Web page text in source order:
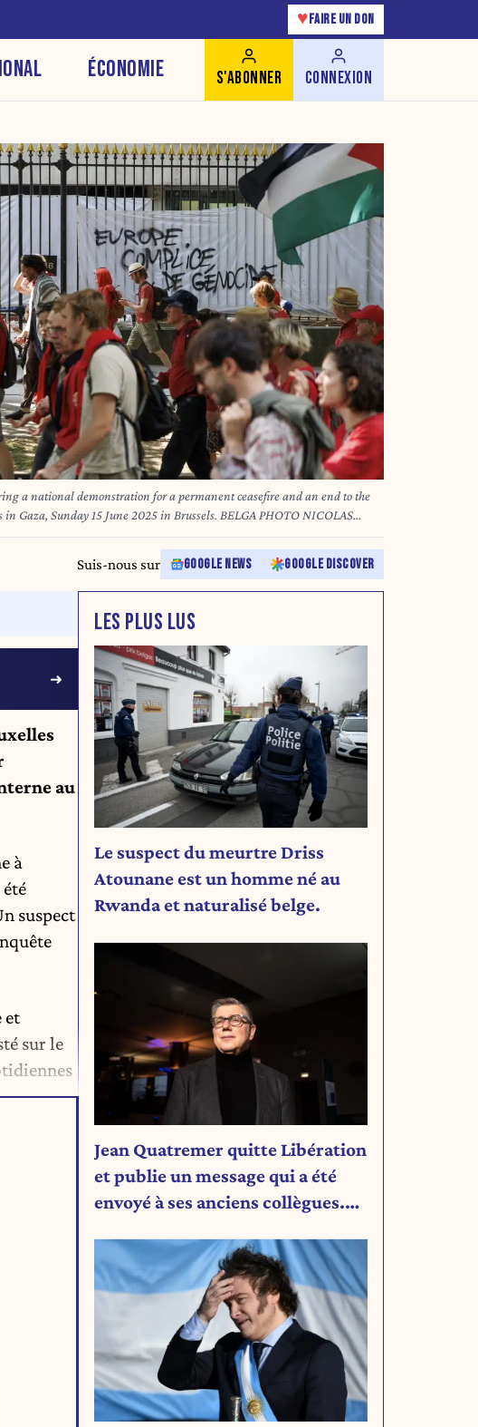
♥ FAIRE UN DON
ÉCONOMIE S'ABONNER CONNEXION
a national demonstration for a permanent ceasefire and an end to the
Gaza, Sunday 15 June 2025 in Brussels. BELGA PHOTO NICOLAS
Suis-nous sur GOOGLE NEWS GOOGLE DISCOVER
au
à
suspect
et
sur le
LES PLUS LUS
Le suspect du meurtre Driss
Atounane est un homme né au
Rwanda et naturalisé belge.
Jean Quatremer quitte Libération
et publie un message qui a été
envoyé à ses anciens collègues.